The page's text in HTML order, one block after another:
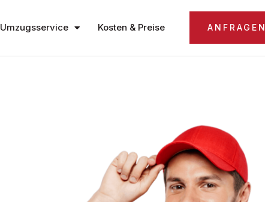
Umzugsservice Kosten & Preise ANFRAGEN